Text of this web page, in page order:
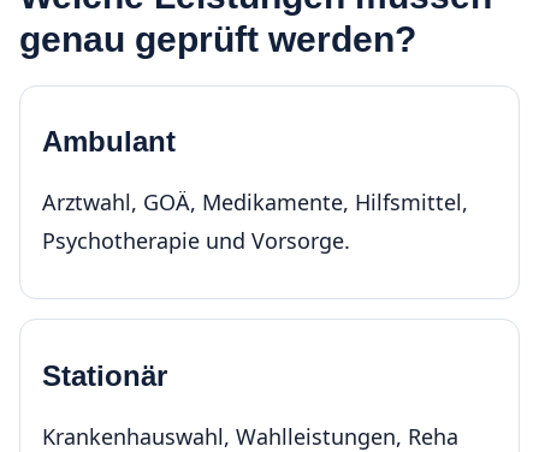
genau geprüft werden?
Ambulant
Arztwahl, GOÄ, Medikamente, Hilfsmittel,
Psychotherapie und Vorsorge.
Stationär
Krankenhauswahl, Wahlleistungen, Reha